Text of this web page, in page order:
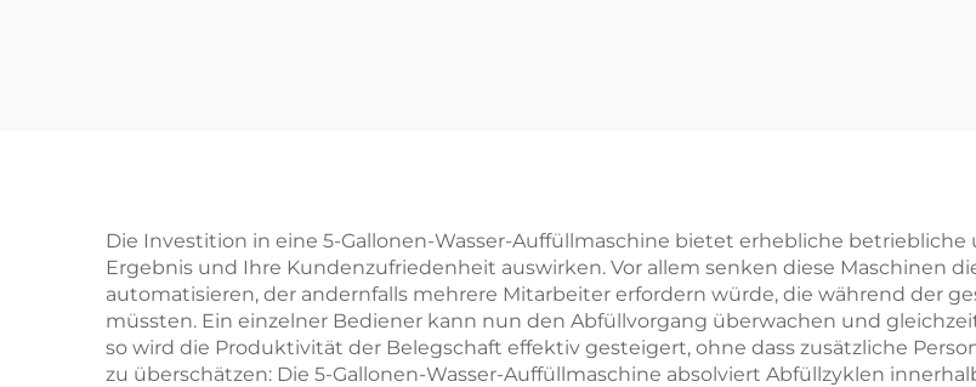
Die Investition in eine 5-Gallonen-Wasser-Auffüllmaschine bietet erhebliche
Ergebnis und Ihre Kundenzufriedenheit auswirken. Vor allem senken diese Maschinen
automatisieren, der andernfalls mehrere Mitarbeiter erfordern würde, die während der
müssten. Ein einzelner Bediener kann nun den Abfüllvorgang überwachen und
so wird die Produktivität der Belegschaft effektiv gesteigert, ohne dass zusätzliche
zu überschätzen: Die 5-Gallonen-Wasser-Auffüllmaschine absolviert Abfüllzyklen